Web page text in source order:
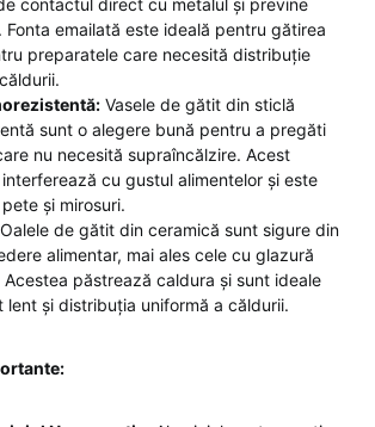
contactul direct cu metalul și previne
Fonta emailată este ideală pentru gătirea
preparatele care necesită distribuție
Vasele de gătit din sticlă
sunt o alegere bună pentru a pregăti
nu necesită supraîncălzire. Acest
cu gustul alimentelor și este
și mirosuri.
Oalele de gătit din ceramică sunt sigure din
alimentar, mai ales cele cu glazură
păstrează caldura și sunt ideale
lent și distribuția uniformă a căldurii.